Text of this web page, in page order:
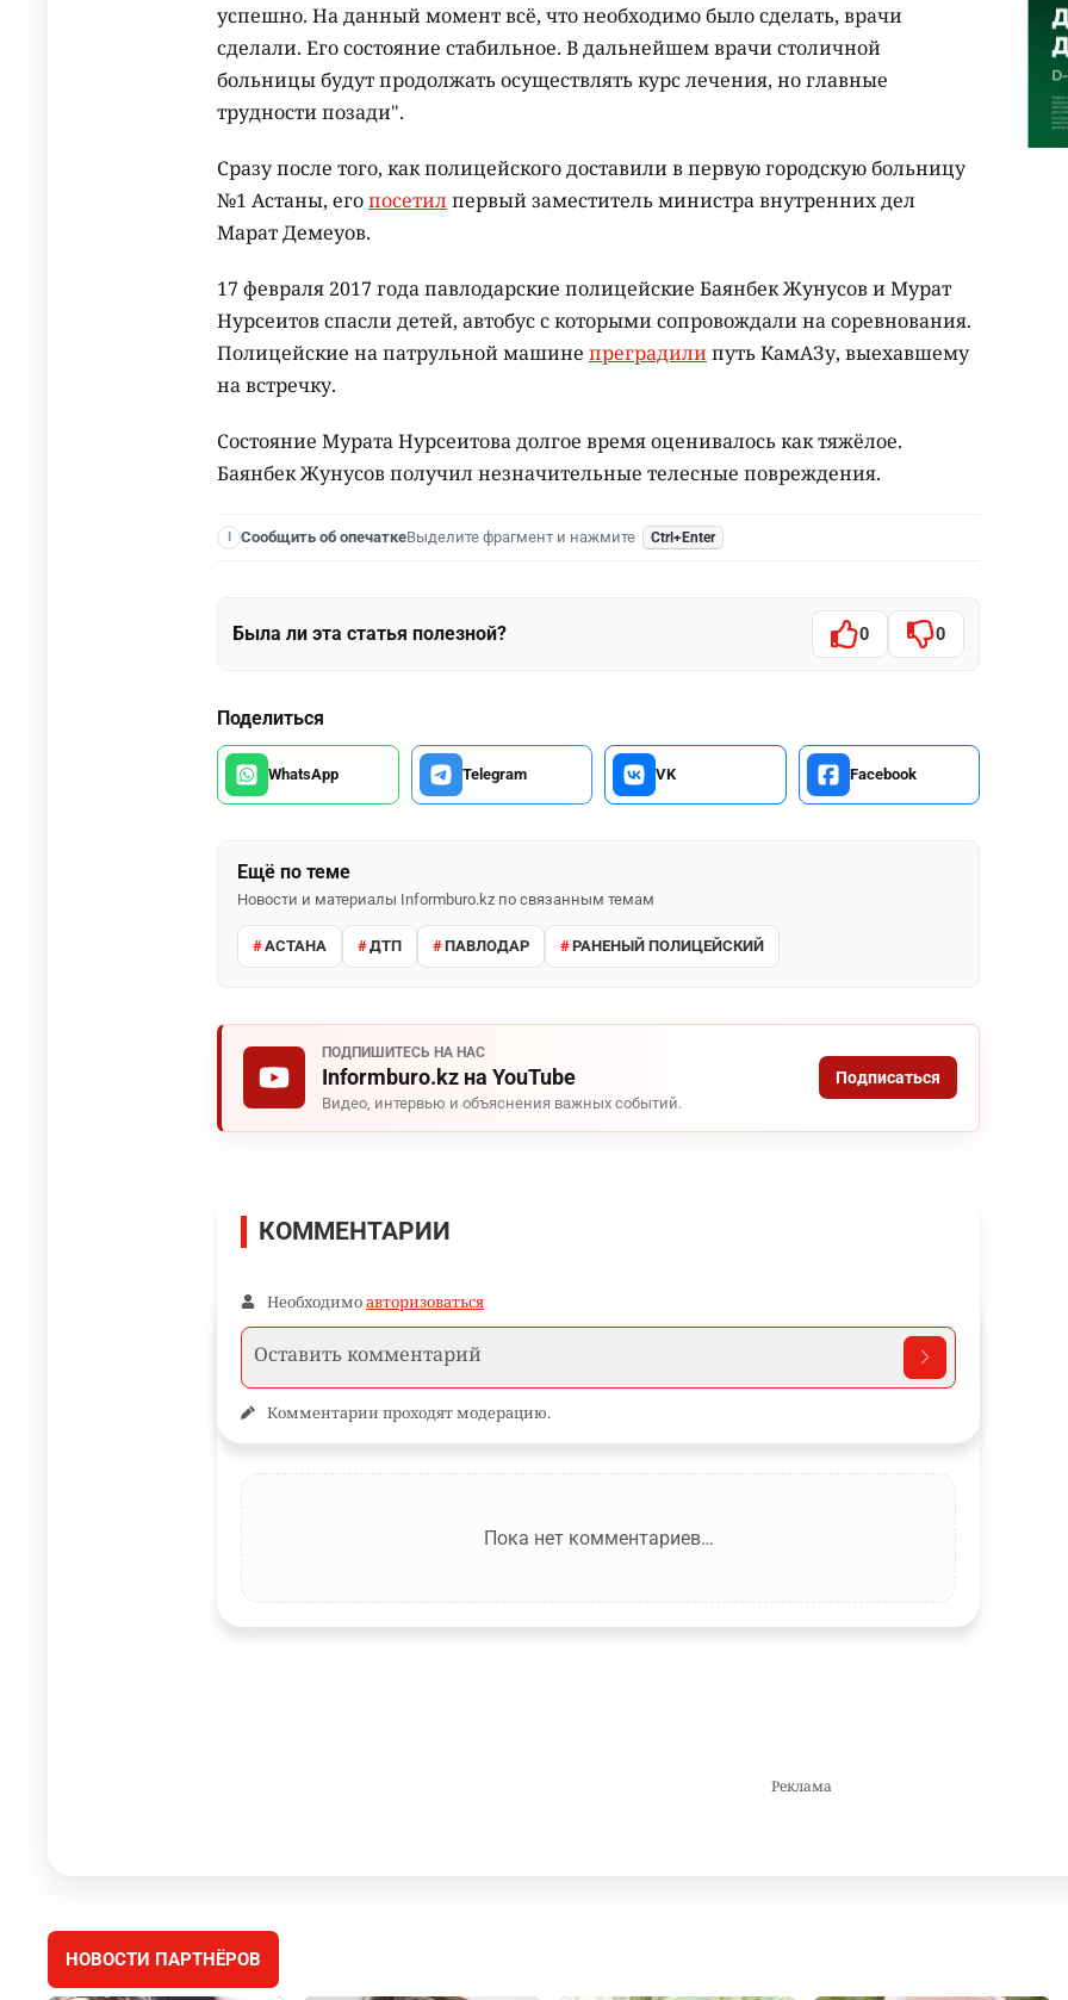
успешно. На данный момент всё, что необходимо было сделать, врачи
сделали. Его состояние стабильное. В дальнейшем врачи столичной
больницы будут продолжать осуществлять курс лечения, но главные
трудности позади".
Сразу после того, как полицейского доставили в первую городскую больницу
№1 Астаны, егопосетилпервый заместитель министра внутренних дел
Марат Демеуов.
17 февраля 2017 года павлодарские полицейские Баянбек Жунусов и Мурат
Нурсеитов спасли детей, автобус с которыми сопровождали на соревнования.
Полицейские на патрульной машине преградилипуть КамАЗу, выехавшему
на встречку.
Состояние Мурата Нурсеитова долгое время оценивалось как тяжёлое.
Баянбек Жунусов получил незначительные телесные повреждения.
Сообщить об опечаткеВыделите фрагмент и нажмите Ctrl+Enter
Была ли эта статья полезной? 0 0
Поделиться
WhatsApp Telegram VK Facebook
Ещё по теме
Новости и материалы Informburo.kz по связанным темам
АСТАНА ДТП ПАВЛОДАР РАНЕНЫЙ ПОЛИЦЕЙСКИЙ
ПОДПИШИТЕСЬ НА НАС
Informburo.kz на YouTube
Видео, интервью и объяснения важных событий.
Подписаться
КОММЕНТАРИИ
Необходимоавторизоваться
Комментарии проходят модерацию.
Пока нет комментариев…
НОВОСТИ ПАРТНЁРОВ